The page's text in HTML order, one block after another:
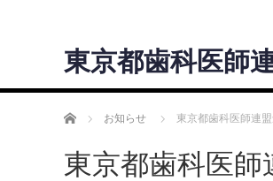
東京都歯科医師
ホーム お知らせ 東京都歯科医師連
東京都歯科医師